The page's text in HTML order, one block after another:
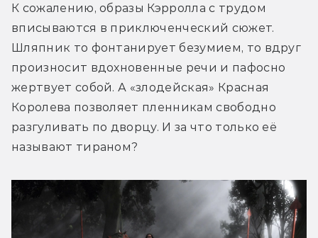
К сожалению, образы Кэрролла с трудом
вписываются в приключенческий сюжет.
Шляпник то фонтанирует безумием, то вдруг
произносит вдохновенные речи и пафосно
жертвует собой. А «злодейская» Красная
Королева позволяет пленникам свободно
разгуливать по дворцу. И за что только её
называют тираном?